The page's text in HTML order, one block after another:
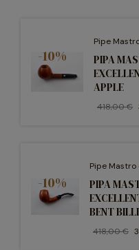
-10%
Pipe
PIPA
APPLE
418,00 €
-10%
Pipe Mastro
PIPA
BENT
418,00 €